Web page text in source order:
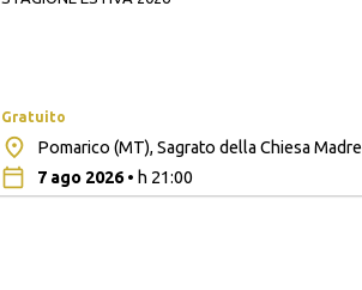
Gratuito
Pomarico (MT), Sagrato della Chiesa Madre
7 ago 2026• h 21:00